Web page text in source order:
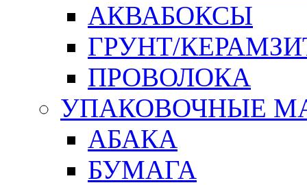
АКВАБОКСЫ
ГРУНТ/
ПРОВОЛОКА
УПАКОВОЧНЫЕ
АБАКА
БУМАГА